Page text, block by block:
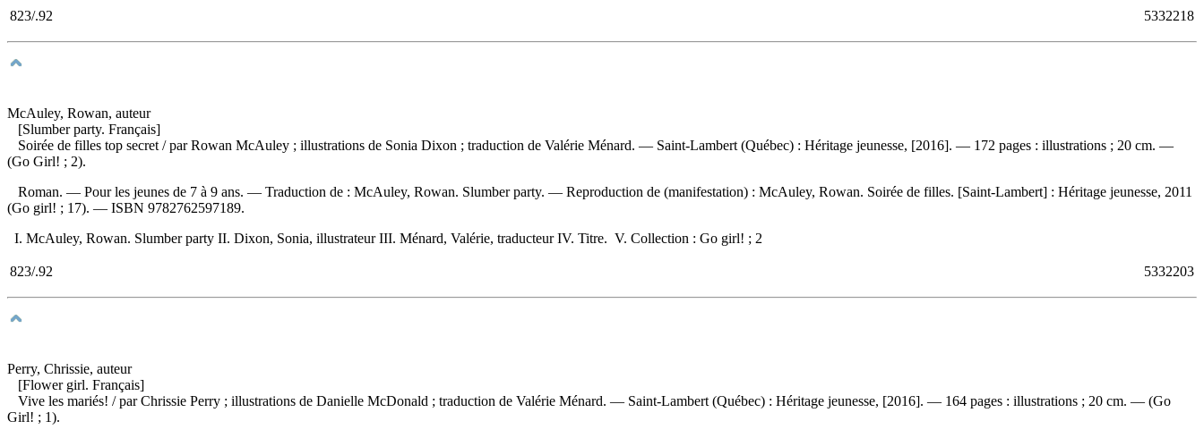
823/.92 5332218
McAuley, Rowan, auteur
[Slumber party. Français]
Soirée de filles top secret / par Rowan McAuley ; illustrations de Sonia Dixon ; traduction de Valérie Ménard. — Saint-Lambert (Québec) : Héritage jeunesse, [2016]. — 172 pages : illustrations ; 20 cm. —
(Go Girl! ; 2).
Roman. — Pour les jeunes de 7 à 9 ans. — Traduction de : McAuley, Rowan. Slumber party. — Reproduction de (manifestation) : McAuley, Rowan. Soirée de filles. [Saint-Lambert] : Héritage jeunesse, 2011
(Go girl! ; 17). — ISBN 9782762597189.
I. McAuley, Rowan. Slumber party II. Dixon, Sonia, illustrateur III. Ménard, Valérie, traducteur IV. Titre. V. Collection : Go girl! ; 2
823/.92 5332203
Perry, Chrissie, auteur
[Flower girl. Français]
Vive les mariés! / par Chrissie Perry ; illustrations de Danielle McDonald ; traduction de Valérie Ménard. — Saint-Lambert (Québec) : Héritage jeunesse, [2016]. — 164 pages : illustrations ; 20 cm. — (Go
Girl! ; 1).